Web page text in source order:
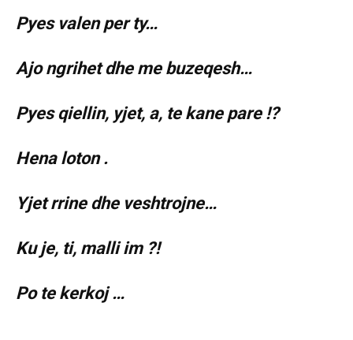
Pyes valen per ty…
Ajo ngrihet dhe me buzeqesh…
Pyes qiellin, yjet, a, te kane pare !?
Hena loton .
Yjet rrine dhe veshtrojne…
Ku je, ti, malli im ?!
Po te kerkoj …